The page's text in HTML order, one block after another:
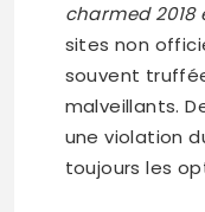
charmed 2018
sites non
souvent
malveillants.
une violation
toujours les